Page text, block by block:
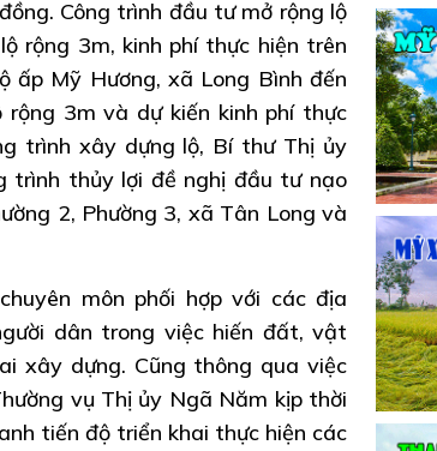
Công trình đầu tư mở rộng lộ
rộng 3m, kinh phí thực hiện trên
ấp Mỹ Hương, xã Long Bình đến
3m và dự kiến kinh phí thực
trình xây dựng lộ, Bí thư Thị ủy
trình thủy lợi đề nghị đầu tư nạo
2, Phường 3, xã Tân Long và
môn phối hợp với các địa
dân trong việc hiến đất, vật
xây dựng. Cũng thông qua việc
vụ Thị ủy Ngã Năm kịp thời
tiến độ triển khai thực hiện các